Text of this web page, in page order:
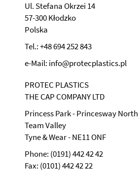
Ul. Stefana Okrzei 14
57-300 Kłodzko
Polska
Tel.: +48 694 252 843
e-Mail: info@protecplastics.pl
PROTEC PLASTICS
THE CAP COMPANY LTD
Princess Park - Princesway North
Team Valley
Tyne & Wear - NE11 ONF
Phone: (0191) 442 42 42
Fax: (0101) 442 42 22